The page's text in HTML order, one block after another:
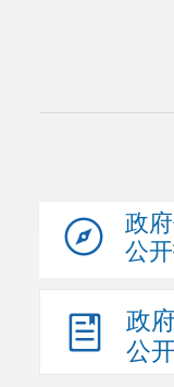
政
公
政
公